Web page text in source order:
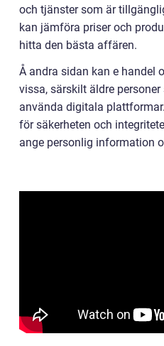
och tjänster som är
kan jämföra priser och
hitta den bästa affären.
Å andra sidan kan e handel
vissa, särskilt äldre
använda digitala
för säkerheten och
ange personlig information